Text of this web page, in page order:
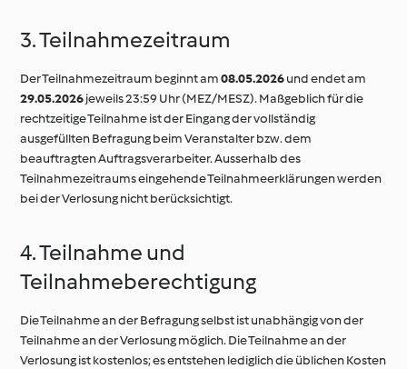
3. Teilnahmezeitraum
Der Teilnahmezeitraum beginnt am08.05.2026und endet am
29.05.2026jeweils 23:59 Uhr (MEZ/MESZ). Maßgeblich für die
rechtzeitige Teilnahme ist der Eingang der vollständig
ausgefüllten Befragung beim Veranstalter bzw. dem
beauftragten Auftragsverarbeiter. Ausserhalb des
Teilnahmezeitraums eingehende Teilnahmeerklärungen werden
bei der Verlosung nicht berücksichtigt.
4. Teilnahme und
Teilnahmeberechtigung
Die Teilnahme an der Befragung selbst ist unabhängig von der
Teilnahme an der Verlosung möglich. Die Teilnahme an der
Verlosung ist kostenlos; es entstehen lediglich die üblichen Kosten